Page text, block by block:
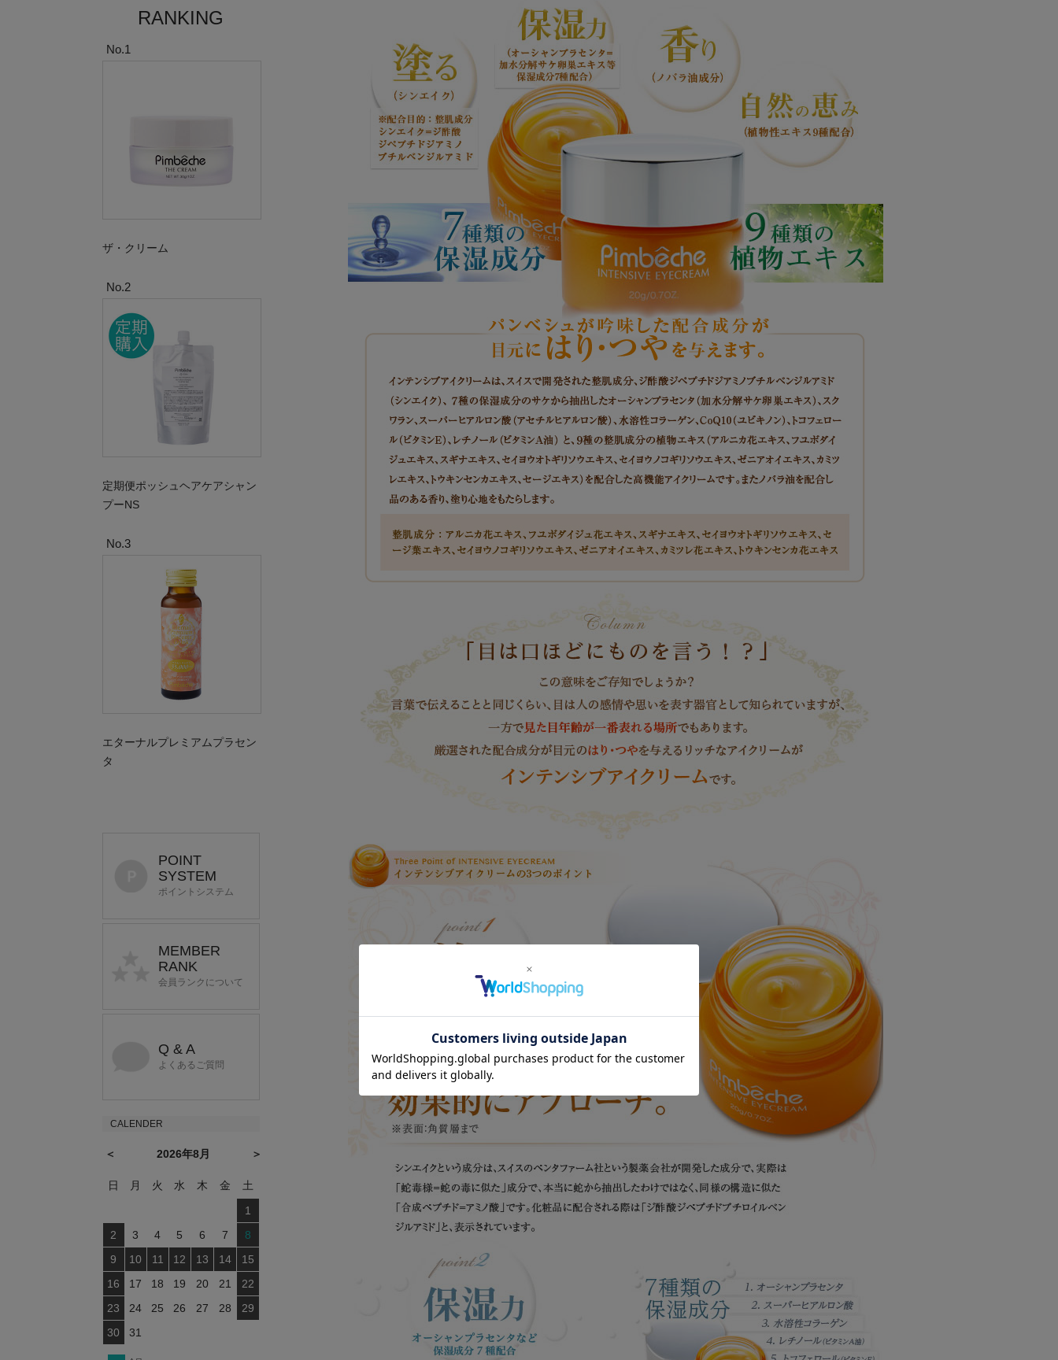
RANKING
No.1
ザ・クリーム
No.2
定期便ポッシュヘアケアシャン
プーNS
No.3
エターナルプレミアムプラセン
タ
POINT
SYSTEM
ポイントシステム
MEMBER
RANK
会員ランクについて
Q & A
よくあるご質問
CALENDER
＜ 2026年8月 ＞
日 月 火 水 木 金
土
1
2
3 4 5 6 7
8
9
10 11 12 13 14
15
16
17 18 19 20 21
22
23
24 25 26 27 28
29
30
31